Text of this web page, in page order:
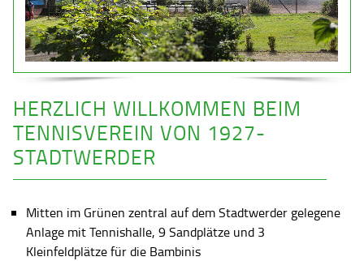
HERZLICH WILLKOMMEN BEIM
TENNISVEREIN VON 1927-
STADTWERDER
Mitten im Grünen zentral auf dem Stadtwerder gelegene
Anlage mit Tennishalle, 9 Sandplätze und 3
Kleinfeldplätze für die Bambinis